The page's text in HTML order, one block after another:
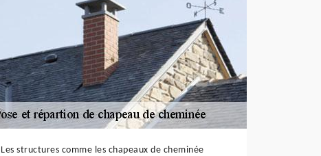
Les structures comme les chapeaux de cheminée